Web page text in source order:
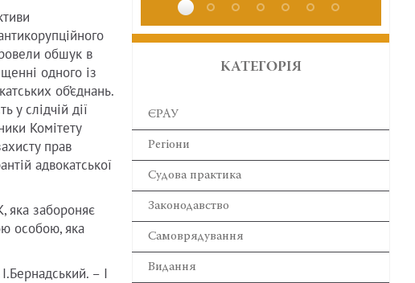
обшук в
одного із
об’єднань.
у слідчій дії
Комітету
прав
адвокатської
яка забороняє
особою, яка
– І
КАТЕГОРІЯ
ЄРАУ
Регіони
Cудова практика
Законодавство
Самоврядування
Видання